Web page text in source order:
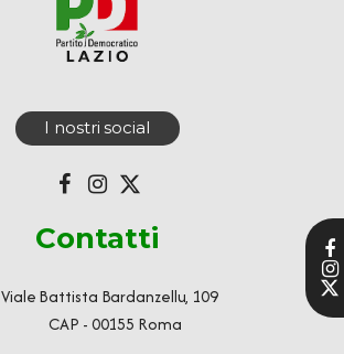
I nostri social
Contatti
Viale Battista Bardanzellu, 109
CAP - 00155 Roma